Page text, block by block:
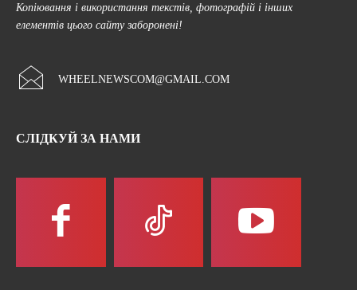
Копіювання і використання текстів, фотографій і інших
елементів цього сайту заборонені!
WHEELNEWSCOM@GMAIL.COM
СЛІДКУЙ ЗА НАМИ